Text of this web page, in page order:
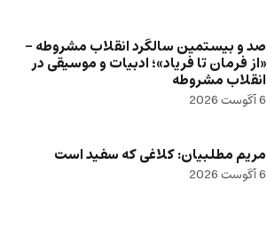
صد و بیستمین سالگرد انقلاب مشروطه –
«از فرمان تا فریاد»؛ ادبیات و موسیقی در
انقلاب مشروطه
6 آگوست 2026
مریم مطلبیان: کلاغی که سفید است
6 آگوست 2026